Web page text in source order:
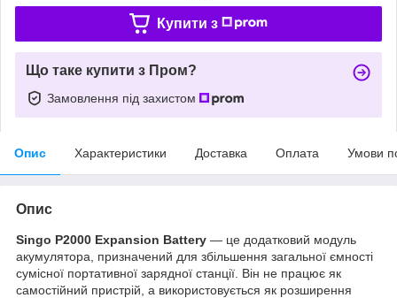
Купити з
Що таке купити з Пром?
Замовлення під захистом
Опис Характеристики Доставка Оплата Умови
Опис
Singo P2000 Expansion Battery — це додатковий модуль
акумулятора, призначений для збільшення загальної ємності
сумісної портативної зарядної станції. Він не працює як
самостійний пристрій, а використовується як розширення